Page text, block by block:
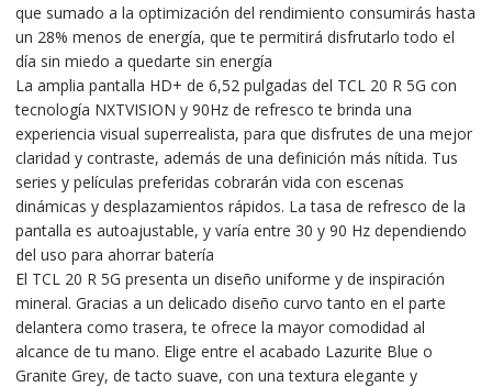
que sumado a la optimización del rendimiento consumirás hasta
un 28% menos de energía, que te permitirá disfrutarlo todo el
día sin miedo a quedarte sin energía
La amplia pantalla HD+ de 6,52 pulgadas del TCL 20 R 5G con
tecnología NXTVISION y 90Hz de refresco te brinda una
experiencia visual superrealista, para que disfrutes de una mejor
claridad y contraste, además de una definición más nítida. Tus
series y películas preferidas cobrarán vida con escenas
dinámicas y desplazamientos rápidos. La tasa de refresco de la
pantalla es autoajustable, y varía entre 30 y 90 Hz dependiendo
del uso para ahorrar batería
El TCL 20 R 5G presenta un diseño uniforme y de inspiración
mineral. Gracias a un delicado diseño curvo tanto en el parte
delantera como trasera, te ofrece la mayor comodidad al
alcance de tu mano. Elige entre el acabado Lazurite Blue o
Granite Grey, de tacto suave, con una textura elegante y